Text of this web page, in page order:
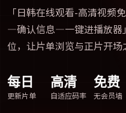
「日韩在线观看-高清视频
—确认信息—一键进播放器
位，让片单浏览与正片开场
每日
更新片单
高清
自适应码率
免费
无会员墙